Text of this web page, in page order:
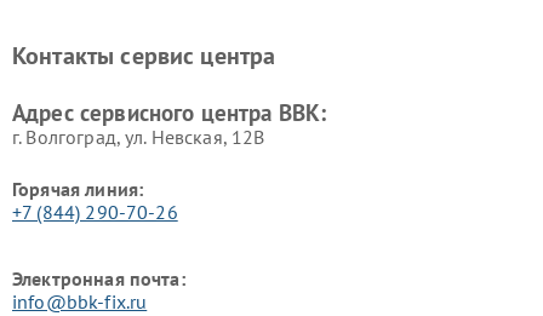
Ремонт винных шкафов BBK
Контакты сервис центра
Адрес сервисного центра BBK:
г. Волгоград, ул. Невская, 12В
Горячая линия:
+7 (844) 290-70-26
Электронная почта:
info@bbk-fix.ru